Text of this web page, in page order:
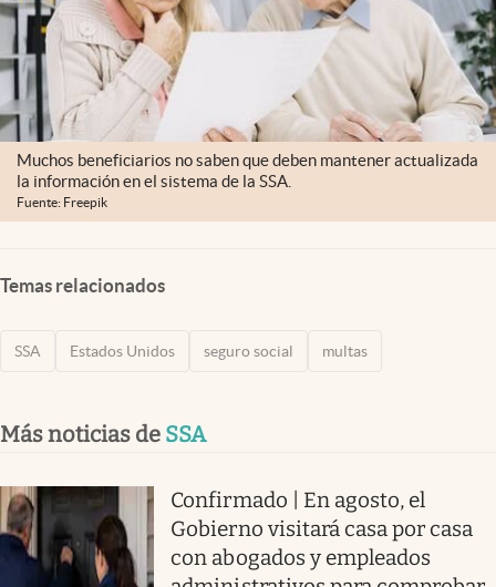
Muchos beneficiarios no saben que deben mantener actualizada
la información en el sistema de la SSA.
Fuente: Freepik
Temas relacionados
SSA Estados Unidos seguro social multas
Más noticias de SSA
Confirmado | En agosto, el
Gobierno visitará casa por casa
con abogados y empleados